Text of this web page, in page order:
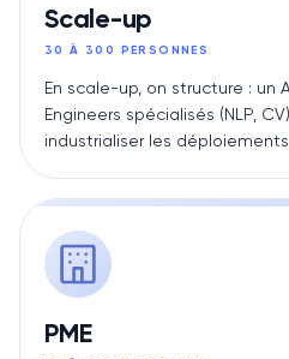
Scale-up
30 À 300 PERSONNES
En scale-up, on structure : un
Engineers spécialisés (NLP,
industrialiser les
PME